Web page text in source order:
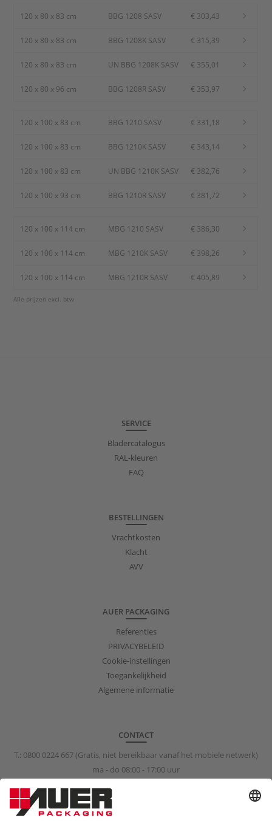
120 x 80 x 83 cm BBG 1208 SASV € 303,43
120 x 80 x 83 cm BBG 1208K SASV € 315,39
120 x 80 x 83 cm UN BBG 1208K SASV € 355,01
120 x 80 x 96 cm BBG 1208R SASV € 353,97
120 x 100 x 83 cm BBG 1210 SASV € 331,18
120 x 100 x 83 cm BBG 1210K SASV € 343,14
120 x 100 x 83 cm UN BBG 1210K SASV € 382,76
120 x 100 x 93 cm BBG 1210R SASV € 381,72
120 x 100 x 114 cm MBG 1210 SASV € 386,30
120 x 100 x 114 cm MBG 1210K SASV € 398,26
120 x 100 x 114 cm MBG 1210R SASV € 405,89
Alle prijzen excl. btw
SERVICE
Bladercatalogus
RAL-kleuren
FAQ
BESTELLINGEN
Vrachtkosten
Klacht
AVV
AUER PACKAGING
Referenties
PRIVACYBELEID
Cookie-instellingen
Toegankelijkheid
Algemene informatie
CONTACT
T.: 0800 0224 667 (Gratis, niet bereikbaar vanaf het mobiele netwerk)
ma - do 08:00 - 17:00 uur
info@auer-packaging.nl